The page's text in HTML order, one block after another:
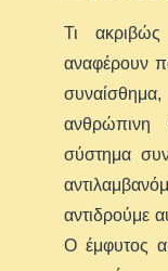
Τι
αναφέρουν
ανθρώπινη
σύστημα
αντιδρούμε
Ο έμφυτος